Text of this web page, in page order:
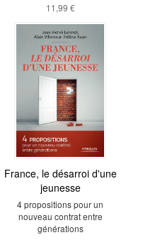
11,99 €
France, le désarroi d'une
jeunesse
4 propositions pour un
nouveau contrat entre
générations